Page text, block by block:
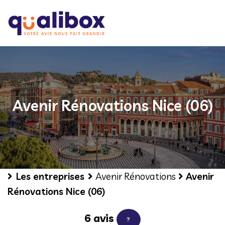
Avenir Rénovations Nice (06)
Les entreprises Avenir Rénovations
Avenir
Rénovations Nice (06)
6 avis ?